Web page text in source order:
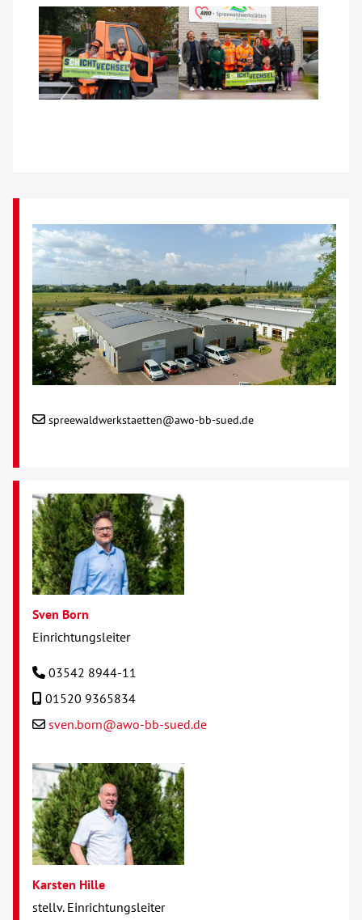
spreewaldwerkstaetten@awo-bb-sued.de
Sven Born
Einrichtungsleiter
03542 8944-11
01520 9365834
sven.born@awo-bb-sued.de
Karsten Hille
stellv. Einrichtungsleiter